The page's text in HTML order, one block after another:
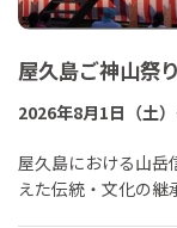
屋久島ご神山祭り
2026年8月1日（土
※毎年8月の第土・
屋久島における山岳
えた伝統・文化の継